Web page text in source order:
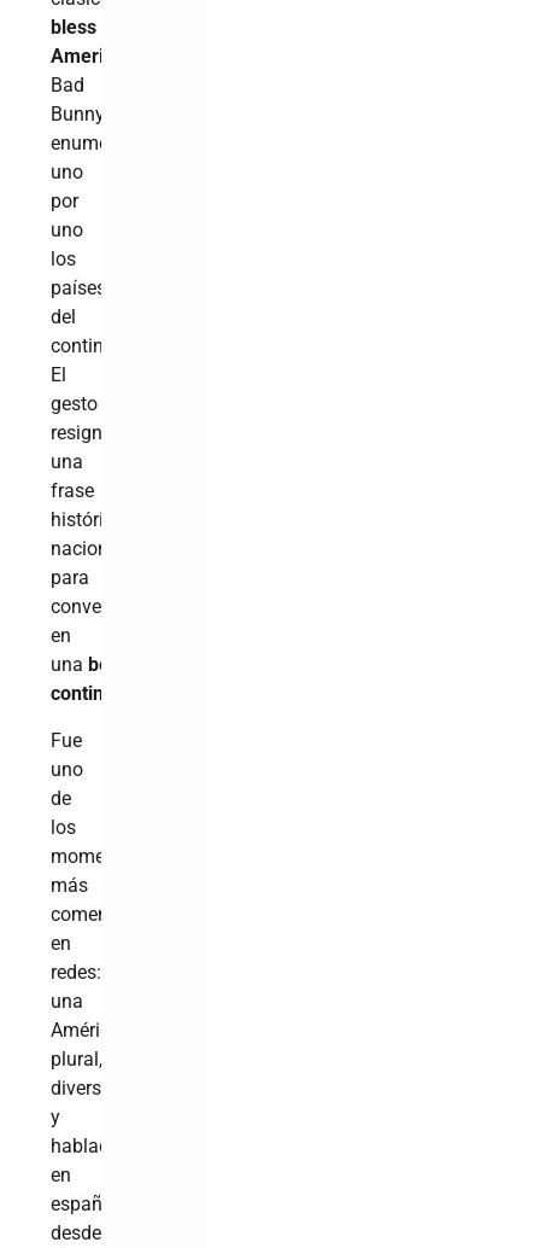
bless
America”
Bad
Bunny
enumeró
uno
por
uno
los
países
del
continente.
El
gesto
resignificó
una
frase
históricamente
nacionalista
para
convertirla
en
una bendición
continental
Fue
uno
de
los
momentos
más
comentados
en
redes:
una
América
plural,
diversa
y
hablada
en
español
desde